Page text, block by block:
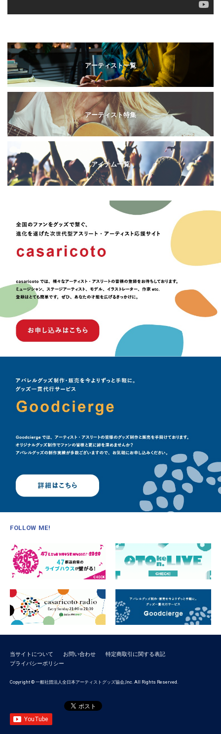
アーティスト一覧
アーティスト特集
アイテム一覧
FOLLOW ME!
当サイトについて お問い合わせ
特定商取引に関する表記
プライバシーポリシー
Copyright © 一般社団法人全日本アーティストグッズ協会,Inc. All Rights Reserved.